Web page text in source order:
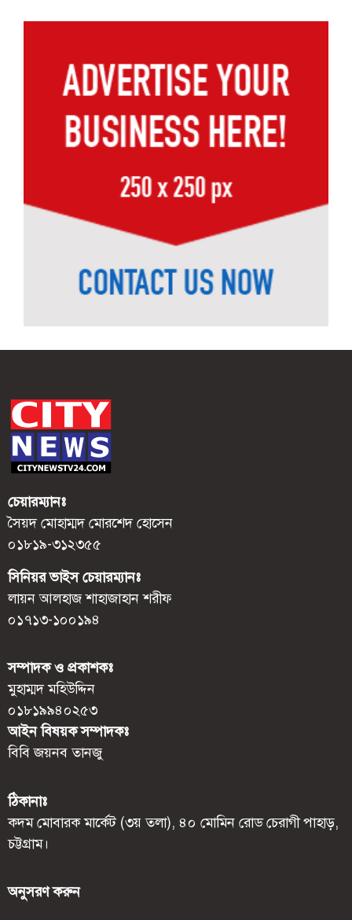
চেয়ারম্যানঃ
সৈয়দ মোহাম্মদ মোরশেদ হোসেন
০১৮১৯-৩১২৩৫৫
সিনিয়র ভাইস চেয়ারম্যানঃ
লায়ন আলহাজ শাহাজাহান শরীফ
০১৭১৩-১০০১৯৪
সম্পাদক ও প্রকাশকঃ
মুহাম্মদ মহিউদ্দিন
০১৮১৯৯৪০২৫৩
আইন বিষয়ক সম্পাদকঃ
বিবি জয়নব তানজু
ঠিকানাঃ
কদম মোবারক মার্কেট (৩য় তলা), ৪০ মোমিন রোড চেরাগী পাহাড়,
চট্টগ্রাম।
অনুসরণ করুন